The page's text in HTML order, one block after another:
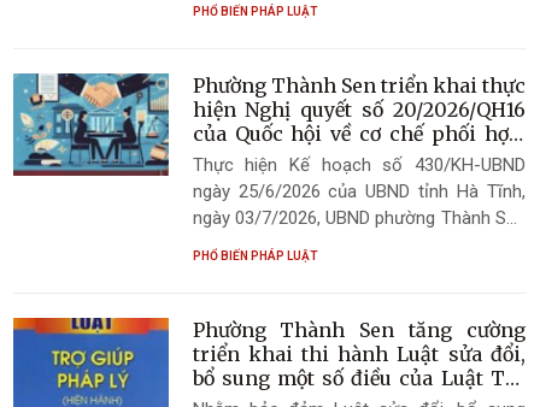
các Chương trình mục tiêu quốc gia giai
đoạn 2026 – 2030. Đây là cơ sở pháp lý
quan trọng nhằm nâng cao hiệu quả quản
lý, sử dụng nguồn lực đầu tư, góp phần
thực hiện thắng lợi các mục tiêu phát triển
kinh tế - xã hội trên địa bàn tỉnh.
PHỔ BIẾN PHÁP LUẬT
Phường Thành Sen triển khai thực
hiện Nghị quyết số 20/2026/QH16
của Quốc hội về cơ chế phối hợp,
chính sách đặc thù nâng cao hiệu
quả phòng ngừa và giải quyết
tranh chấp đầu tư quốc tế.
Thực hiện Kế hoạch số 430/KH-UBND
ngày 25/6/2026 của UBND tỉnh Hà Tĩnh,
ngày 03/7/2026, UBND phường Thành Sen
đã ban hành Công văn số 1726/UBND-VP
hội. Theo đó, UBND phường đẩy mạnh
công tác thông tin, tuyên truyền đến cán
bộ, công chức, viên chức, người lao động,
PHỔ BIẾN PHÁP LUẬT
Phường Thành Sen tăng cường
triển khai thi hành Luật sửa đổi,
bổ sung một số điều của Luật Trợ
giúp pháp lý